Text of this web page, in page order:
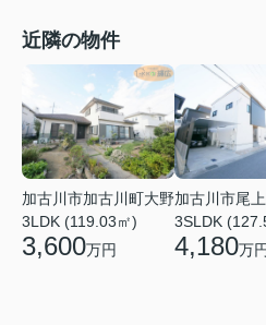
近隣の物件
加古川市加古川町大野
3LDK (119.03㎡)
3,600万円
加古川市尾
3SLDK
4,180万円